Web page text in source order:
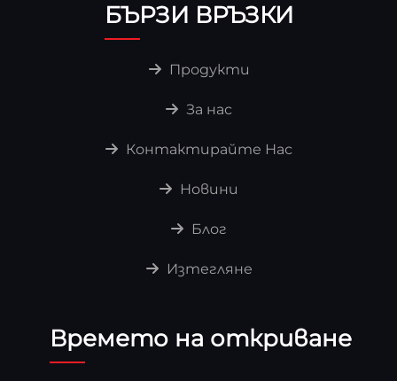
БЪРЗИ ВРЪЗКИ
Продукти
За нас
Контактирайте Нас
Новини
Блог
Изтегляне
Времето на откриване